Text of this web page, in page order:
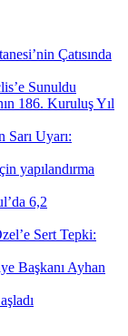
Çatısında
Sunuldu
186. Kuruluş Yıl
Uyarı:
yapılandırma
6,2
Sert Tepki:
Başkanı Ayhan